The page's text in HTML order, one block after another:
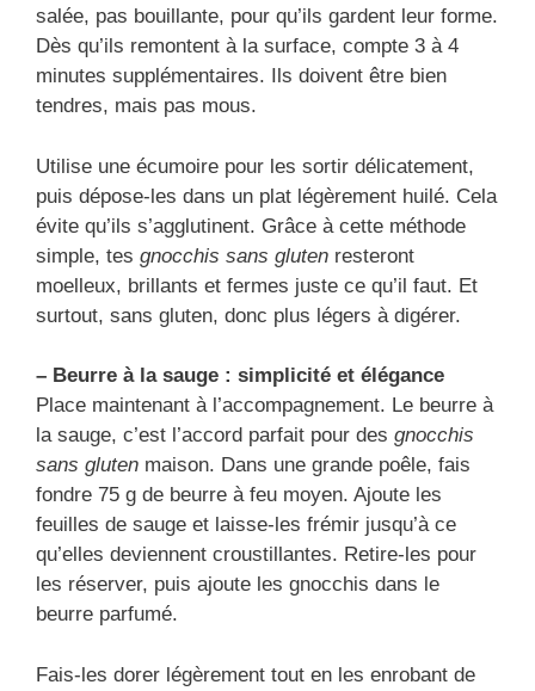
salée, pas bouillante, pour qu’ils gardent leur forme.
Dès qu’ils remontent à la surface, compte 3 à 4
minutes supplémentaires. Ils doivent être bien
tendres, mais pas mous.
Utilise une écumoire pour les sortir délicatement,
puis dépose-les dans un plat légèrement huilé. Cela
évite qu’ils s’agglutinent. Grâce à cette méthode
simple, tes gnocchis sans gluten resteront
moelleux, brillants et fermes juste ce qu’il faut. Et
surtout, sans gluten, donc plus légers à digérer.
– Beurre à la sauge : simplicité et élégance
Place maintenant à l’accompagnement. Le beurre à
la sauge, c’est l’accord parfait pour des gnocchis
sans gluten maison. Dans une grande poêle, fais
fondre 75 g de beurre à feu moyen. Ajoute les
feuilles de sauge et laisse-les frémir jusqu’à ce
qu’elles deviennent croustillantes. Retire-les pour
les réserver, puis ajoute les gnocchis dans le
beurre parfumé.
Fais-les dorer légèrement tout en les enrobant de